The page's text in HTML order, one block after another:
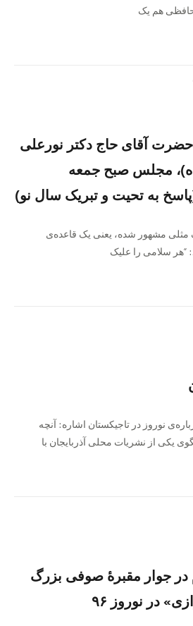
هم یک
آقای حاج دکتر نورعلی
مجلس صبح جمعه
مثلی مشهور شده، یعنی یک قاعده‌ی
سلامی را علیک
نوروز در تاجیکستان اشاره: آنچه
یکی از نشریات محلی آذربایجان با
جوار مقبره‌ٔ صوفی بزرگ
در نوروز ۹۶